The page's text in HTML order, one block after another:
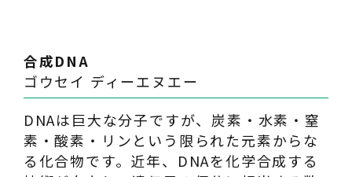
合成DNA
ゴウセイ ディーエヌエー
DNAは巨大な分子ですが、炭素・水素・窒
素・酸素・リンという限られた元素からな
る化合物です。近年、DNAを化学合成する